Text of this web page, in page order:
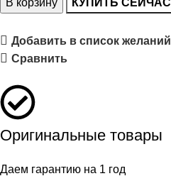
В корзину КУПИТЬ СЕЙЧАС
Добавить в список желаний
Сравнить
Оригинальные товары
Даем гарантию на 1 год